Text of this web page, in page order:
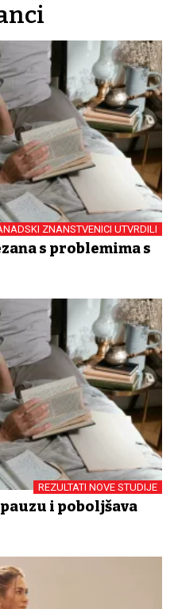
ZNANSTVENICI UTVRDILI
s problemima s
REZULTATI NOVE STUDIJE
i poboljšava